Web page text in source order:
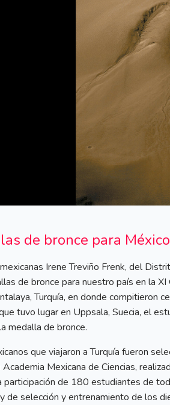
de bronce para México
Irene Treviño Frenk, del
de bronce para nuestro país en la
Turquía, en donde compitieron
tuvo lugar en Uppsala, Suecia, el
medalla de bronce.
que viajaron a Turquía fueron
Academia Mexicana de Ciencias,
participación de 180 estudiantes de
de selección y entrenamiento de los